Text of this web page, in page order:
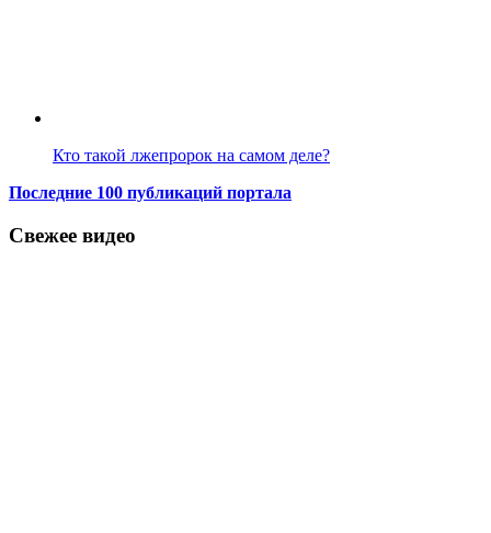
Кто такой лжепророк на самом деле?
Последние 100 публикаций портала
Свежее видео